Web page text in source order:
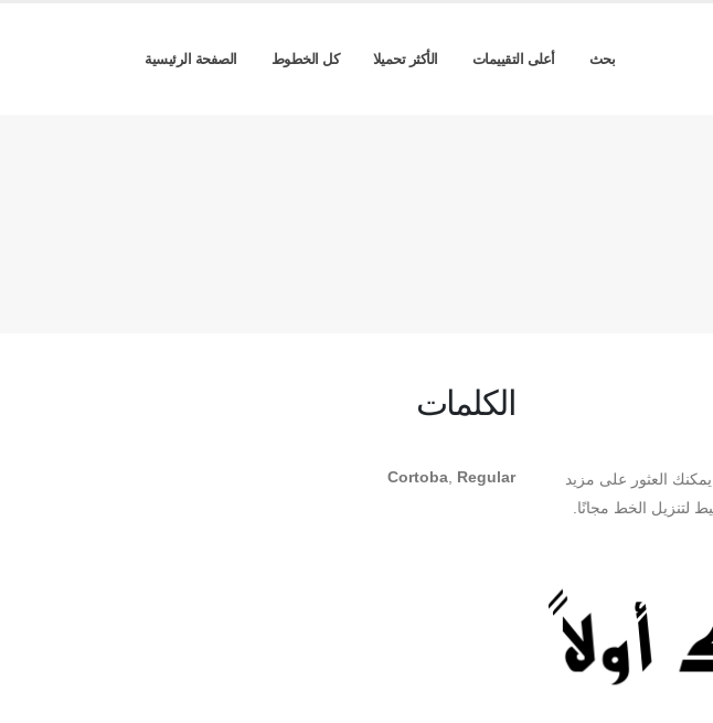
بحث أعلى التقييمات الأكثر تحميلا كل الخطوط الصفحة الرئيسية
** Cortoba Regular ** هو Regular TrueType تم تنزيله 89 مرة. قيمه 0 من المستخدمين 0.0 من 5. يمكنك العثور على مزيد
الكلمات
Cortoba Regular